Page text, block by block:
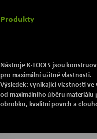
Produkty
Nástroje K-TOOLS jsou
pro maximální užitné vlastnosti.
Výsledek: vynikající vlastnosti ve
od maximálního úběru materiálu
obrobku, kvalitní povrch a